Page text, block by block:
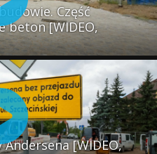
Część
beton [WIDEO,
[WIDEO,